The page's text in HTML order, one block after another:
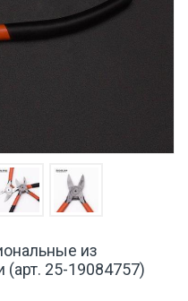
из
(арт. 25-19084757)